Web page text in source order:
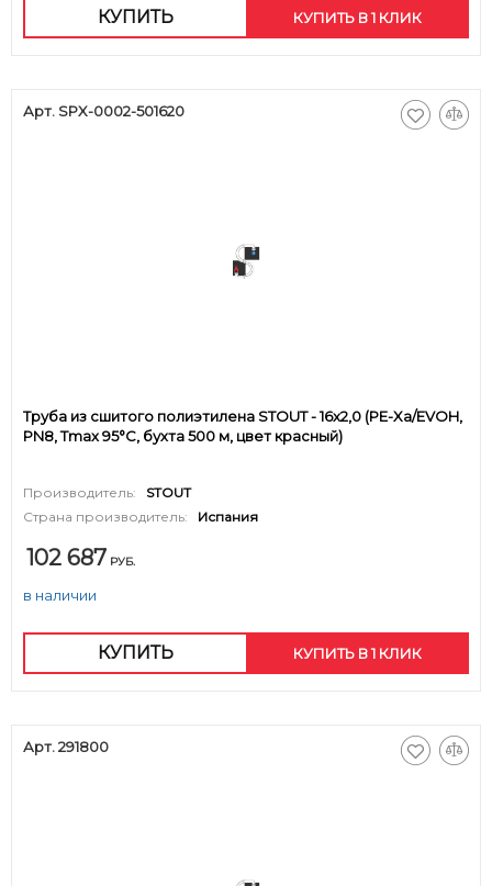
КУПИТЬ КУПИТЬ В 1 КЛИК
Арт. SPX-0002-501620
Труба из сшитого полиэтилена STOUT - 16x2,0 (PE-Xa/EVOH,
PN8, Tmax 95°C, бухта 500 м, цвет красный)
Производитель:
STOUT
Страна производитель:
Испания
102 687 РУБ.
в наличии
КУПИТЬ КУПИТЬ В 1 КЛИК
Арт. 291800